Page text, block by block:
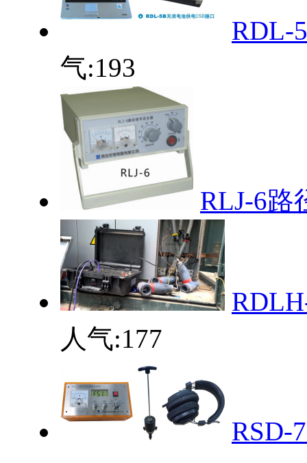
RDL-
气:193
RLJ-6路
人气:177
RSD-